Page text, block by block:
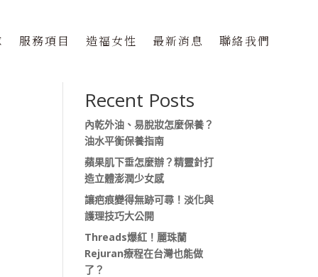
服務項目 造福女性 最新消息 聯絡我們
Recent Posts
內乾外油、易脫妝怎麼保養？
油水平衡保養指南
蘋果肌下垂怎麼辦？精靈針打
造立體澎潤少女感
讓疤痕變得無跡可尋！淡化與
護理技巧大公開
Threads爆紅！麗珠蘭
Rejuran療程在台灣也能做
了？